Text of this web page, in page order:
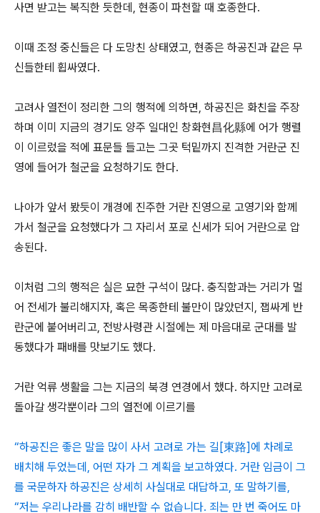
사면 받고는 복직한 듯한데, 현종이 파천할 때 호종한다.
이때 조정 중신들은 다 도망친 상태였고, 현종은 하공진과 같은 무
신들한테 휩싸였다.
고려사 열전이 정리한 그의 행적에 의하면, 하공진은 화친을 주장
하며 이미 지금의 경기도 양주 일대인 창화현昌化縣에 어가 행렬
이 이르렀을 적에 표문들 들고는 그곳 턱밑까지 진격한 거란군 진
영에 들어가 철군을 요청하기도 한다.
나아가 앞서 봤듯이 개경에 진주한 거란 진영으로 고영기와 함께
가서 철군을 요청했다가 그 자리서 포로 신세가 되어 거란으로 압
송된다.
이처럼 그의 행적은 실은 묘한 구석이 많다. 충직함과는 거리가 멀
어 전세가 불리해지자, 혹은 목종한테 불만이 많았던지, 잽싸게 반
란군에 붙어버리고, 전방사령관 시절에는 제 마음대로 군대를 발
동했다가 패배를 맛보기도 했다.
거란 억류 생활을 그는 지금의 북경 연경에서 했다. 하지만 고려로
돌아갈 생각뿐이라 그의 열전에 이르기를
“하공진은 좋은 말을 많이 사서 고려로 가는 길[東路]에 차례로
배치해 두었는데, 어떤 자가 그 계획을 보고하였다. 거란 임금이 그
를 국문하자 하공진은 상세히 사실대로 대답하고, 또 말하기를,
“저는 우리나라를 감히 배반할 수 없습니다. 죄는 만 번 죽어도 마